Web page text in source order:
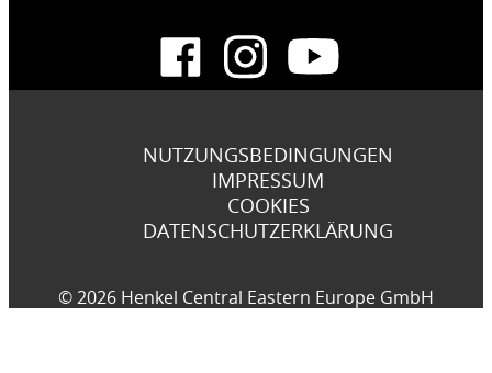
NUTZUNGSBEDINGUNGEN
IMPRESSUM
COOKIES
DATENSCHUTZERKLÄRUNG
© 2026 Henkel Central Eastern Europe GmbH